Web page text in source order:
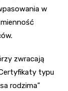
w
zwracają
typu
rodzima”